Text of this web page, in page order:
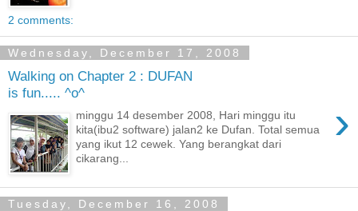
2 comments:
Wednesday, December 17, 2008
Walking on Chapter 2 : DUFAN
is fun..... ^o^
›
minggu 14 desember 2008, Hari minggu itu
kita(ibu2 software) jalan2 ke Dufan. Total semua
yang ikut 12 cewek. Yang berangkat dari
cikarang...
Tuesday, December 16, 2008